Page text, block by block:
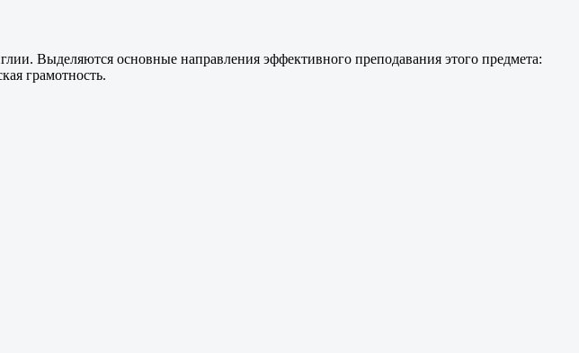
Выделяются основные направления эффективного преподавания этого предмета:
грамотность.